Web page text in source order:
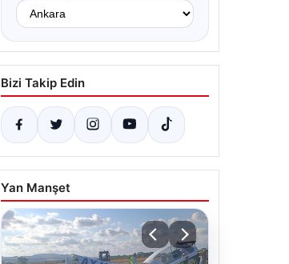
Bizi Takip Edin
Yan Manşet